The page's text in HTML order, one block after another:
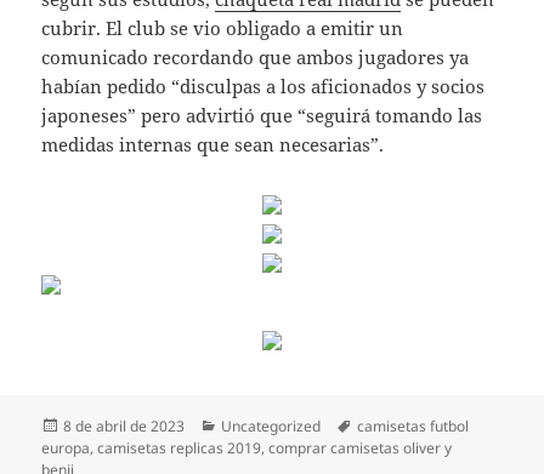
cubrir. El club se vio obligado a emitir un
comunicado recordando que ambos jugadores ya
habían pedido “disculpas a los aficionados y socios
japoneses” pero advirtió que “seguirá tomando las
medidas internas que sean necesarias”.
Publicado
el
8 de abril de 2023 Categorías
Uncategorized Etiquetas
camisetas futbol
europa,camisetas replicas 2019,comprar camisetas oliver y
benji